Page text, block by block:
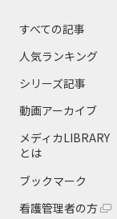
すべての記事
人気ランキング
シリーズ記事
動画アーカイブ
メディカLIBRARY
とは
ブックマーク
看護管理者の方